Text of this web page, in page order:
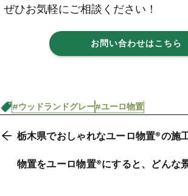
ぜひお気軽にご相談ください！
お問い合わせはこちら
#ウッドランドグレー#ユーロ物置
栃木県でおしゃれなユーロ物置®の施
物置をユーロ物置®にすると、どんな